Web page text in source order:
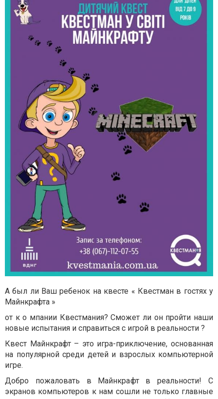
А был ли Ваш ребенок на квесте « Квестман в гостях у
Майнкрафта »
от к о мпании Квестмания? Сможет ли он пройти наши
новые испытания и справиться с игрой в реальности ?
Квест Майнкрафт – это игра-приключение, основанная
на популярной среди детей и взрослых компьютерной
игре.
Добро пожаловать в Майнкрафт в реальности! С
экранов компьютеров к нам сошли не только главные